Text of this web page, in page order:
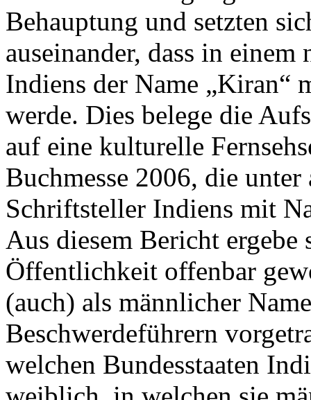
Behauptung und setzten
auseinander, dass in
Indiens der Name „Kiran“
werde. Dies belege die
auf eine kulturelle
Buchmesse 2006, die unter
Schriftsteller Indiens mit
Aus diesem Bericht ergebe
Öffentlichkeit offenbar
(auch) als männlicher
Beschwerdeführern
welchen Bundesstaaten